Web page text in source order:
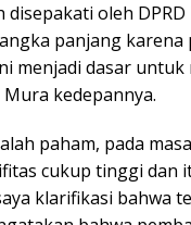
disepakati oleh
panjang karena
menjadi dasar
kedepannya.
paham, pada
cukup tinggi dan
klarifikasi bahwa